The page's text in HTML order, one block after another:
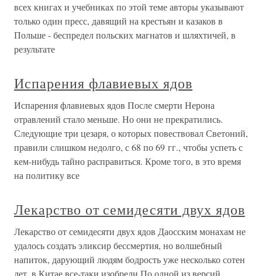
всех книгах и учебниках по этой теме авторы указывают
только один пресс, давящий на крестьян и казаков в
Польше - беспредел польских магнатов и шляхтичей, в
результате
Испарения флавиевых ядов
Испарения флавиевых ядов После смерти Нерона
отравлений стало меньше. Но они не прекратились.
Следующие три цезаря, о которых повествовал Светоний,
правили слишком недолго, с 68 по 69 гг., чтобы успеть с
кем-нибудь тайно расправиться. Кроме того, в это время
на политику все
Лекарство от семидесяти двух ядов
Лекарство от семидесяти двух ядов Даосским монахам не
удалось создать эликсир бессмертия, но волшебный
напиток, дарующий людям бодрость уже несколько сотен
лет, в Китае все-таки изобрели.По одной из версий,